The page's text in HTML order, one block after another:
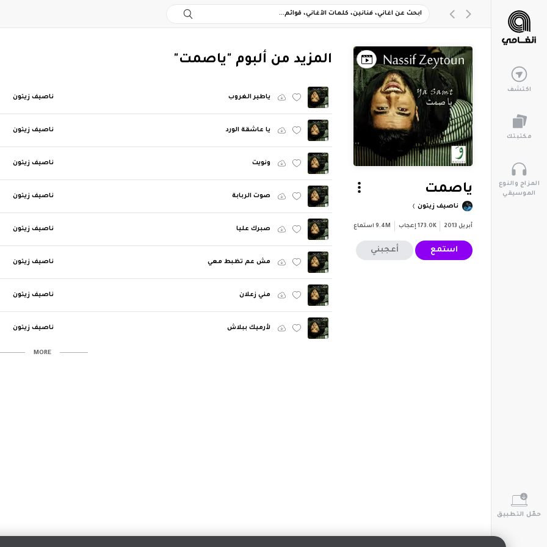
اكتشف
مكتبتك
المزاج والنوع
الموسيقي
حمّل التطبيق
ياصمت
ناصيف زيتون
أبريل 2013 173.0K إعجاب 9.4M استماع
استمع أعجبني
‏المزيد من ألبوم "ياصمت"
ياطير الغروب ناصيف زيتون
يا عاشقة الورد ناصيف زيتون
ونويت ناصيف زيتون
صوت الربابة ناصيف زيتون
صبرك عليا ناصيف زيتون
مش عم تظبط معي ناصيف زيتون
مني زعلان ناصيف زيتون
لأرميك ببلاش ناصيف زيتون
MORE